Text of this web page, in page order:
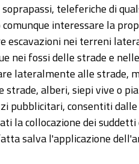
teleferiche di
interessare la
escavazioni nei terreni
nei fossi delle strade e
lateralmente alle strade,
alberi, siepi vive o
pubblicitari, consentiti
la collocazione dei
salva l'applicazione